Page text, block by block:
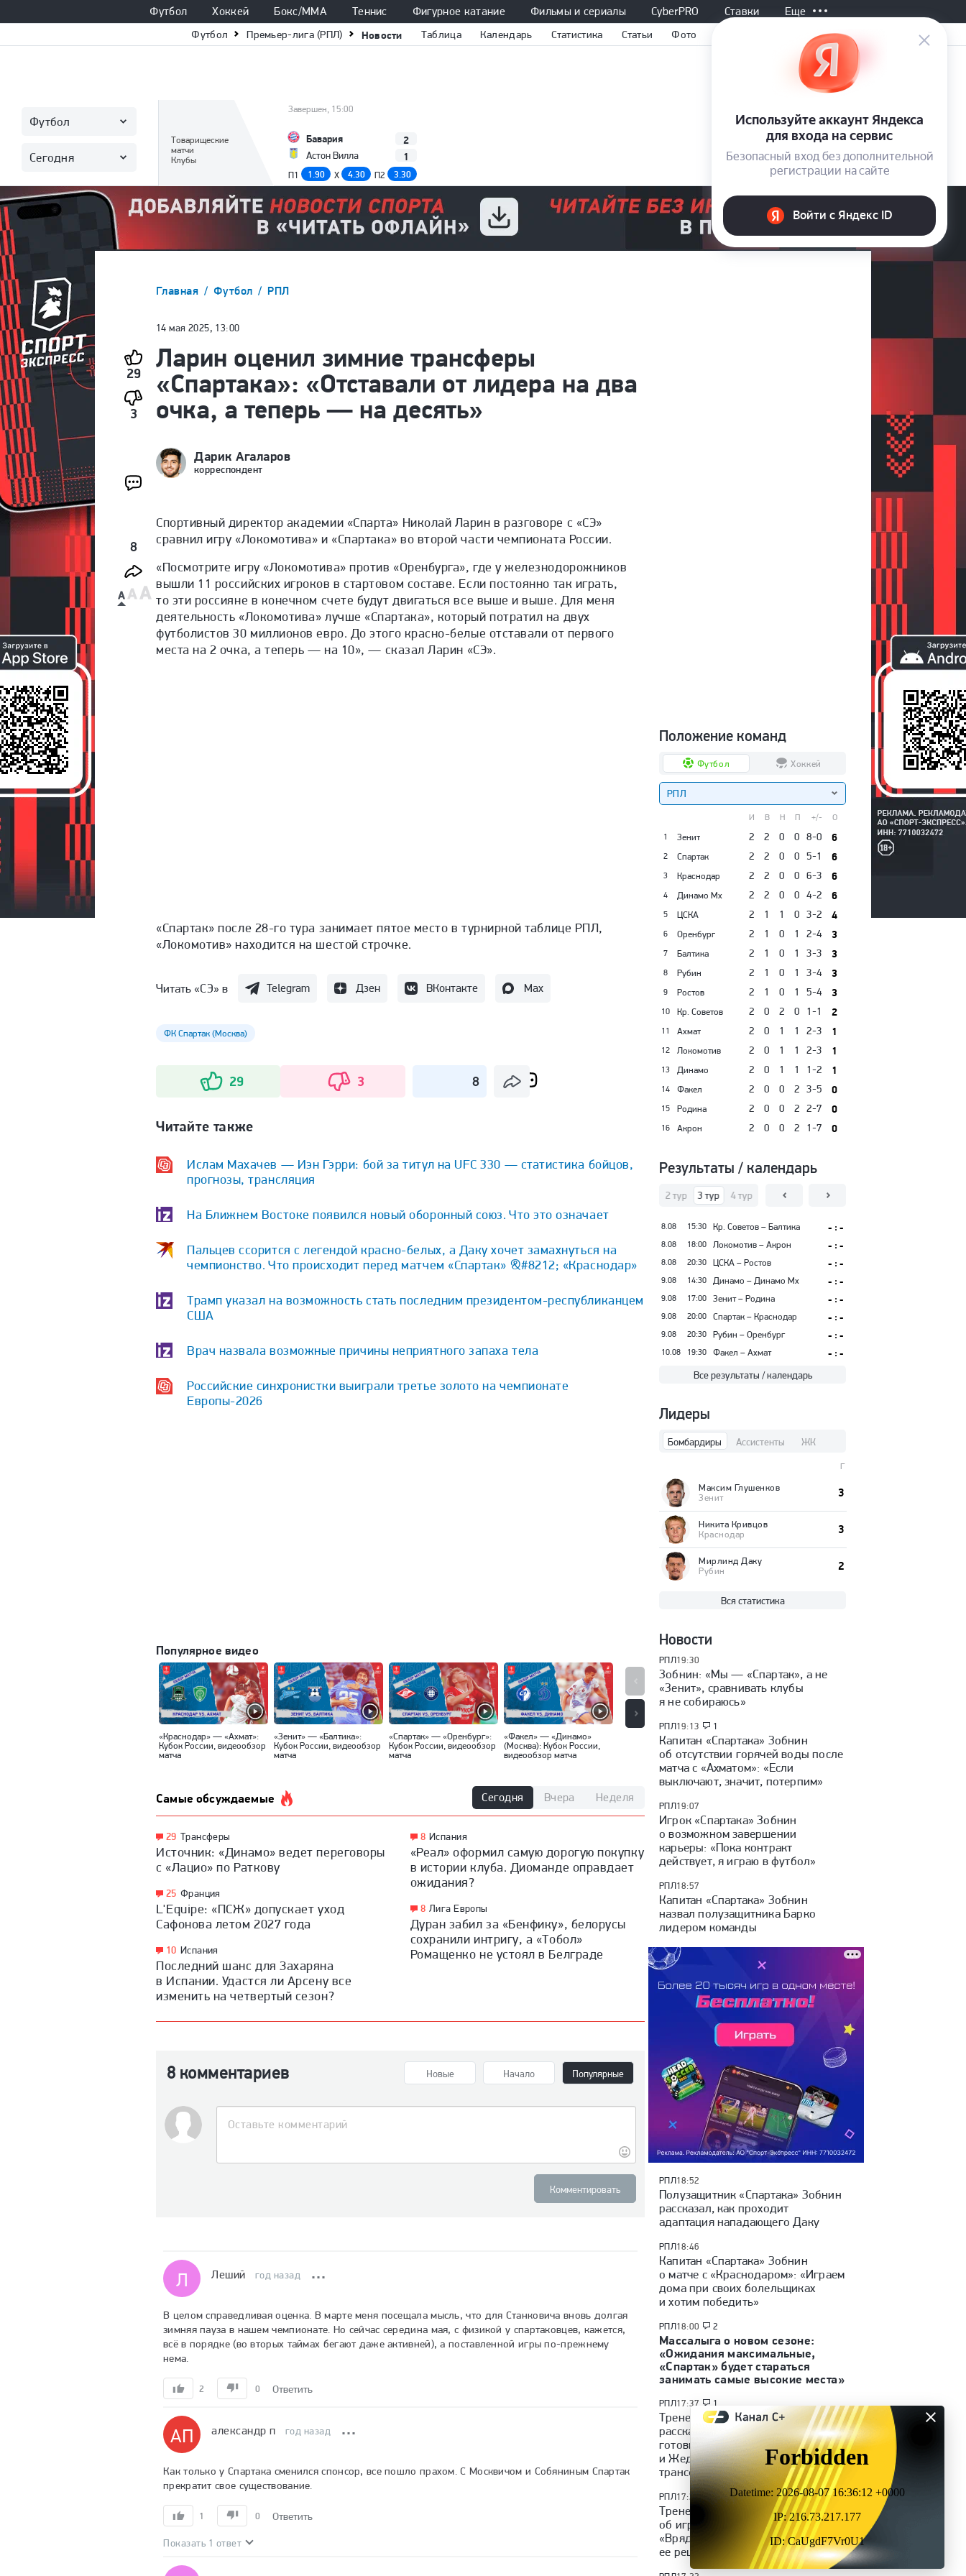
Футбол Хоккей Бокс/ММА Теннис Фигурное катание Фильмы и сериалы CyberPRO Ставки Еще
Футбол Премьер-лига (РПЛ) Новости Таблица Календарь Статистика Статьи Фото
Футбол
Сегодня
Товарищеские
матчи
Клубы
Завершен, 15:00
Бавария
Астон Вилла
2
1
П1 1.90 X 4.30 П2 3.30
Все матчи
Главная Футбол РПЛ
29
3
8
14 мая 2025, 13:00
Ларин оценил зимние трансферы
«Спартака»: «Отставали от лидера на два
очка, а теперь — на десять»
Дарик Агаларов
корреспондент
Спортивный директор академии «Спарта» Николай Ларин в разговоре с «СЭ»
сравнил игру «Локомотива» и «Спартака» во второй части чемпионата России.
«Посмотрите игру «Локомотива» против «Оренбурга», где у железнодорожников
вышли 11 российских игроков в стартовом составе. Если постоянно так играть,
то эти россияне в конечном счете будут двигаться все выше и выше. Для меня
деятельность «Локомотива» лучше «Спартака», который потратил на двух
футболистов 30 миллионов евро. До этого красно-белые отставали от первого
места на 2 очка, а теперь — на 10», — сказал Ларин «СЭ».
«Спартак» после 28-го тура занимает пятое место в турнирной таблице РПЛ,
«Локомотив» находится на шестой строчке.
Читать «СЭ» в Telegram Дзен ВКонтакте Max
ФК Спартак (Москва)
29 3 8
Читайте также
Ислам Махачев — Иэн Гэрри: бой за титул на UFC 330 — статистика бойцов,
прогнозы, трансляция
На Ближнем Востоке появился новый оборонный союз. Что это означает
Пальцев ссорится с легендой красно-белых, а Даку хочет замахнуться на
чемпионство. Что происходит перед матчем «Спартак» &#8212; «Краснодар»
Трамп указал на возможность стать последним президентом-республиканцем
США
Врач назвала возможные причины неприятного запаха тела
Российские синхронистки выиграли третье золото на чемпионате
Европы-2026
Популярное видео
«Краснодар» — «Ахмат»:
Кубок России, видеообзор
матча
«Зенит» — «Балтика»:
Кубок России, видеообзор
матча
«Спартак» — «Оренбург»:
Кубок России, видеообзор
матча
«Факел» — «Динамо»
(Москва): Кубок России,
видеообзор матча
«Локомотив» — ЦСКА:
Кубок России, видеообзор
«Динамо» (Махачкала) —
«Крылья Советов»: Кубок
России, видеообзор матча
Самые обсуждаемые Сегодня Вчера Неделя
29 Трансферы
Источник: «Динамо» ведет переговоры
с «Лацио» по Раткову
25 Франция
L'Equipe: «ПСЖ» допускает уход
Сафонова летом 2027 года
10 Испания
Последний шанс для Захаряна
в Испании. Удастся ли Арсену все
изменить на четвертый сезон?
8 Испания
«Реал» оформил самую дорогую покупку
в истории клуба. Диоманде оправдает
ожидания?
8 Лига Европы
Дуран забил за «Бенфику», белорусы
сохранили интригу, а «Тобол»
Ромащенко не устоял в Белграде
8 комментариев Новые Начало Популярные
Комментировать
Л Леший год назад
В целом справедливая оценка. В марте меня посещала мысль, что для Станковича вновь долгая
зимняя пауза в нашем чемпионате. Но сейчас середина мая, с физикой у спартаковцев, кажется,
всё в порядке (во вторых таймах бегают даже активней), а поставленной игры по-прежнему
нема.
2 0 Ответить
АП александр п год назад
Как только у Спартака сменился спонсор, все пошло прахом. С Москвичом и Собяниным Спартак
прекратит свое существование.
1 0 Ответить
Показать 1 ответ
Положение команд
Футбол Хоккей
РПЛ
И В Н П +/-
О
1
Зенит 2 2 0 0 8-0 6
2 Спартак 2 2 0 0 5-1 6
3 Краснодар 2 2 0 0 6-3 6
4 Динамо Мх 2 2 0 0 4-2 6
5 ЦСКА 2 1 1 0 3-2 4
6 Оренбург 2 1 0 1 2-4 3
7 Балтика 2 1 0 1 3-3 3
8 Рубин 2 1 0 1 3-4 3
9 Ростов 2 1 0 1 5-4 3
10 Кр. Советов 2 0 2 0 1-1 2
11 Ахмат 2 0 1 1 2-3 1
12 Локомотив 2 0 1 1 2-3 1
13 Динамо 2 0 1 1 1-2 1
14 Факел 2 0 0 2 3-5 0
15 Родина 2 0 0 2 2-7 0
16 Акрон 2 0 0 2 1-7 0
Результаты / календарь
2 тур 3 тур 4 тур 5 тур 7 тур
8.08 15:30 Кр. Советов – Балтика - : -
8.08 18:00 Локомотив – Акрон - : -
8.08 20:30 ЦСКА – Ростов - : -
9.08 14:30 Динамо – Динамо Мх - : -
9.08 17:00 Зенит – Родина - : -
9.08 20:00 Спартак – Краснодар - : -
9.08 20:30 Рубин – Оренбург - : -
10.08 19:30 Факел – Ахмат
- : -
Все результаты / календарь
Лидеры
Бомбардиры Ассистенты ЖК
Г
Максим Глушенков
Зенит
3
Никита Кривцов
Краснодар
3
Мирлинд Даку
Рубин
2
Вся статистика
Новости
РПЛ19:30
Зобнин: «Мы — «Спартак», а не
«Зенит», сравнивать клубы
я не собираюсь»
РПЛ19:13 1
Капитан «Спартака» Зобнин
об отсутствии горячей воды после
матча с «Ахматом»: «Если
выключают, значит, потерпим»
РПЛ19:07
Игрок «Спартака» Зобнин
о возможном завершении
карьеры: «Пока контракт
действует, я играю в футбол»
РПЛ18:57
Капитан «Спартака» Зобнин
назвал полузащитника Барко
лидером команды
РПЛ18:52
Полузащитник «Спартака» Зобнин
рассказал, как проходит
адаптация нападающего Даку
РПЛ18:46
Капитан «Спартака» Зобнин
о матче с «Краснодаром»: «Играем
дома при своих болельщиках
и хотим победить»
РПЛ18:00 2
Массалыга о новом сезоне:
«Ожидания максимальные,
«Спартак» будет стараться
занимать самые высокие места»
РПЛ17:37 1
Тренер «Спартака» Карседо
рассказал о ситуации с Барко,
готовности Угальде, Даку
и Жедсона и возможных
трансферах
РПЛ17:31 3
Тренер «Спартака» Карседо
об игре с «Краснодаром»:
«Вряд ли можно назвать
ее решающей»